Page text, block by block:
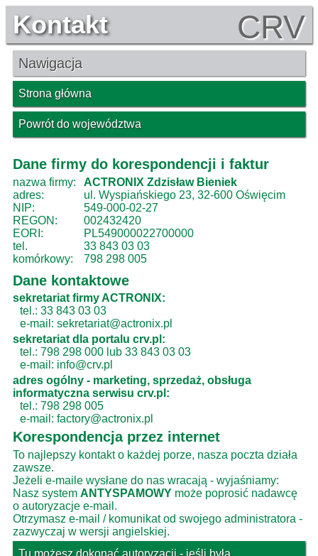
Kontakt CRV
Nawigacja
Strona główna
Powrót do województwa
Dane firmy do korespondencji i faktur
nazwa firmy:
ACTRONIX Zdzisław Bieniek
adres:
ul. Wyspiańskiego 23, 32-600 Oświęcim
NIP:
549-000-02-27
REGON:
002432420
EORI:
PL549000022700000
tel.
33 843 03 03
komórkowy:
798 298 005
Dane kontaktowe
sekretariat firmy ACTRONIX:
tel.: 33 843 03 03
e-mail: sekretariat@actronix.pl
sekretariat dla portalu crv.pl:
tel.: 798 298 000 lub 33 843 03 03
e-mail: info@crv.pl
adres ogólny - marketing, sprzedaż, obsługa
informatyczna serwisu crv.pl:
tel.: 798 298 005
e-mail: factory@actronix.pl
Korespondencja przez internet
To najlepszy kontakt o każdej porze, nasza poczta działa
zawsze.
Jeżeli e-maile wysłane do nas wracają - wyjaśniamy:
Nasz system ANTYSPAMOWY może poprosić nadawcę
o autoryzacje e-mail.
Otrzymasz e-mail / komunikat od swojego administratora -
zazwyczaj w wersji angielskiej.
Tu możesz dokonać autoryzacji - jeśli była